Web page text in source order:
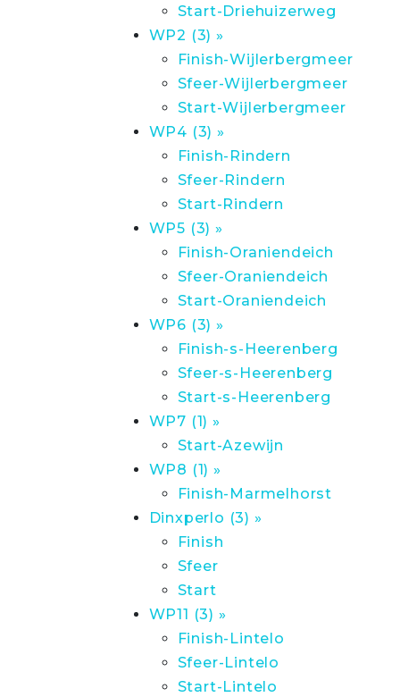
Start-Driehuizerweg
WP2 (3) »
Finish-Wijlerbergmeer
Sfeer-Wijlerbergmeer
Start-Wijlerbergmeer
WP4 (3) »
Finish-Rindern
Sfeer-Rindern
Start-Rindern
WP5 (3) »
Finish-Oraniendeich
Sfeer-Oraniendeich
Start-Oraniendeich
WP6 (3) »
Finish-s-Heerenberg
Sfeer-s-Heerenberg
Start-s-Heerenberg
WP7 (1) »
Start-Azewijn
WP8 (1) »
Finish-Marmelhorst
Dinxperlo (3) »
Finish
Sfeer
Start
WP11 (3) »
Finish-Lintelo
Sfeer-Lintelo
Start-Lintelo